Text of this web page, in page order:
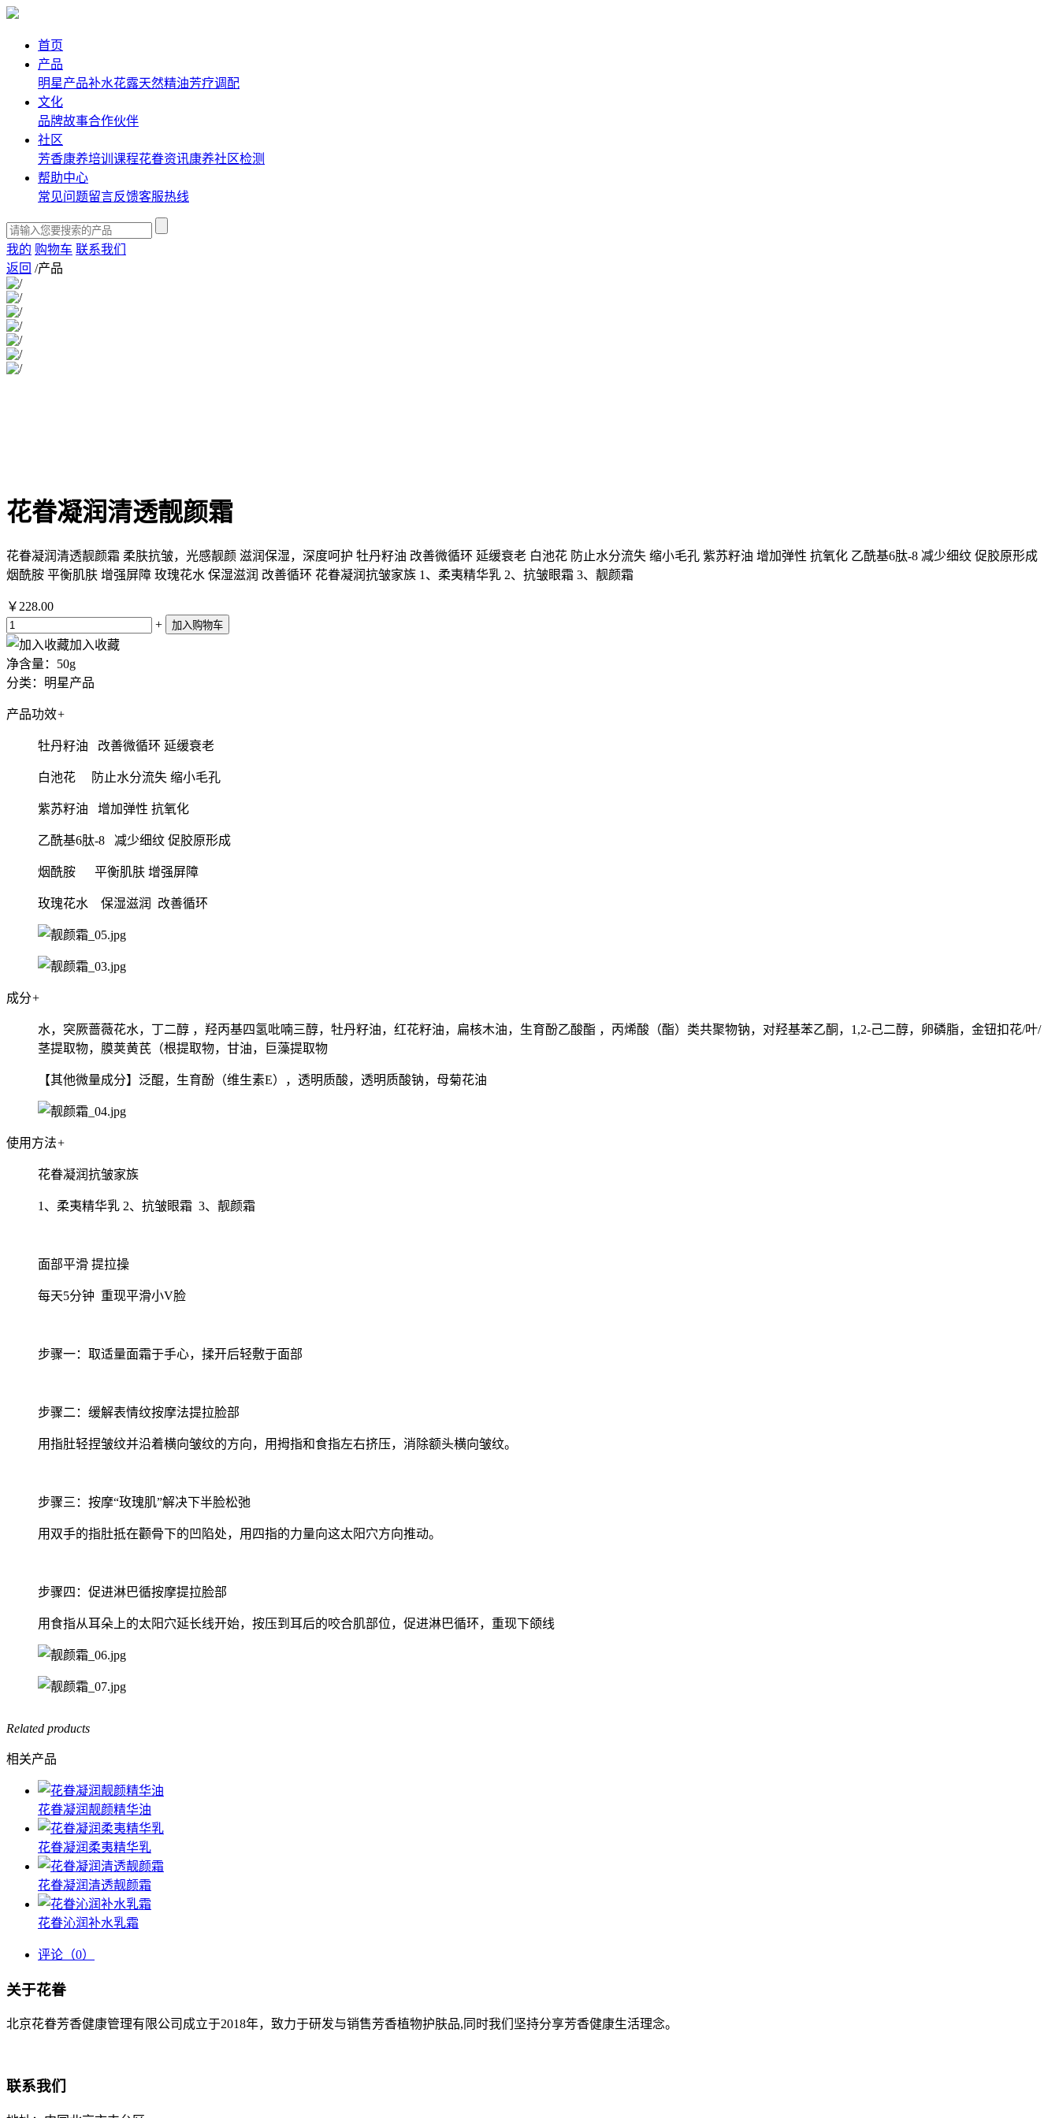
首页
产品
明星产品补水花露天然精油芳疗调配
文化
品牌故事合作伙伴
社区
芳香康养培训课程花眷资讯康养社区检测
帮助中心
常见问题留言反馈客服热线
我的 购物车 联系我们
返回 /产品
花眷凝润清透靓颜霜
花眷凝润清透靓颜霜 柔肤抗皱，光感靓颜 滋润保湿，深度呵护 牡丹籽油 改善微循环 延缓衰老 白池花 防止水分流失 缩小毛孔 紫苏籽油 增加弹性 抗氧化 乙酰基6肽-8 减少细纹 促胶原形成
烟酰胺 平衡肌肤 增强屏障 玫瑰花水 保湿滋润 改善循环 花眷凝润抗皱家族 1、柔夷精华乳 2、抗皱眼霜 3、靓颜霜
￥228.00
+
加入收藏
净含量：50g
分类：明星产品
产品功效+
牡丹籽油 改善微循环 延缓衰老
白池花 防止水分流失 缩小毛孔
紫苏籽油 增加弹性 抗氧化
乙酰基6肽-8 减少细纹 促胶原形成
烟酰胺 平衡肌肤 增强屏障
玫瑰花水 保湿滋润 改善循环
成分+
水，突厥蔷薇花水，丁二醇 ，羟丙基四氢吡喃三醇，牡丹籽油，红花籽油，扁核木油，生育酚乙酸酯 ，丙烯酸（酯）类共聚物钠，对羟基苯乙酮，1,2-己二醇，卵磷脂，金钮扣花/叶/
茎提取物，膜荚黄芪（根提取物，甘油，巨藻提取物
【其他微量成分】泛醌，生育酚（维生素E），透明质酸，透明质酸钠，母菊花油
使用方法+
花眷凝润抗皱家族
1、柔夷精华乳 2、抗皱眼霜 3、靓颜霜
面部平滑 提拉操
每天5分钟 重现平滑小V脸
步骤一：取适量面霜于手心，揉开后轻敷于面部
步骤二：缓解表情纹按摩法提拉脸部
用指肚轻捏皱纹并沿着横向皱纹的方向，用拇指和食指左右挤压，消除额头横向皱纹。
步骤三：按摩“玫瑰肌”解决下半脸松弛
用双手的指肚抵在颧骨下的凹陷处，用四指的力量向这太阳穴方向推动。
步骤四：促进淋巴循按摩提拉脸部
用食指从耳朵上的太阳穴延长线开始，按压到耳后的咬合肌部位，促进淋巴循环，重现下颌线
Related products
相关产品
花眷凝润靓颜精华油
花眷凝润柔夷精华乳
花眷凝润清透靓颜霜
花眷沁润补水乳霜
评论 （0）
关于花眷
北京花眷芳香健康管理有限公司成立于2018年，致力于研发与销售芳香植物护肤品,同时我们坚持分享芳香健康生活理念。
联系我们